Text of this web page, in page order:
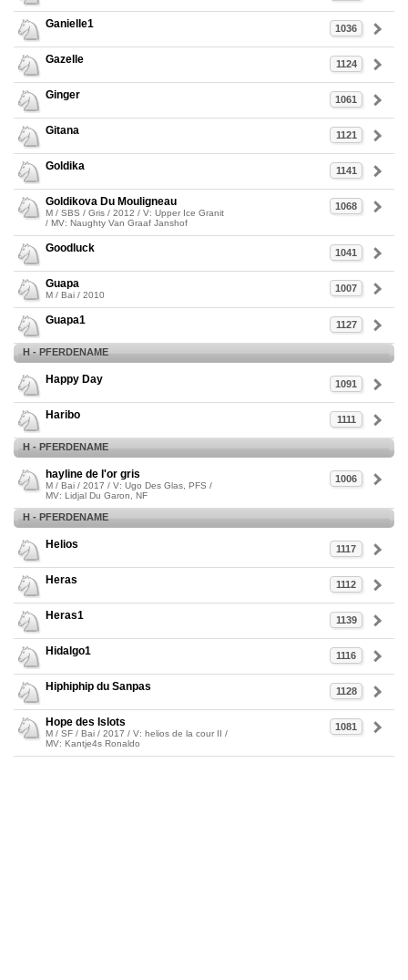
1036
Ganielle1
1124
Gazelle
1061
Ginger
1121
Gitana
1141
Goldika
1068
Goldikova Du Mouligneau
M / SBS / Gris / 2012 / V: Upper Ice Granit
/ MV: Naughty Van Graaf Janshof
1041
Goodluck
1007
Guapa
M / Bai / 2010
1127
Guapa1
H - PFERDENAME
1091
Happy Day
1111
Haribo
H - PFERDENAME
1006
hayline de l'or gris
M / Bai / 2017 / V: Ugo Des Glas, PFS /
MV: Lidjal Du Garon, NF
H - PFERDENAME
1117
Helios
1112
Heras
1139
Heras1
1116
Hidalgo1
1128
Hiphiphip du Sanpas
1081
Hope des Islots
M / SF / Bai / 2017 / V: helios de la cour II /
MV: Kantje4s Ronaldo